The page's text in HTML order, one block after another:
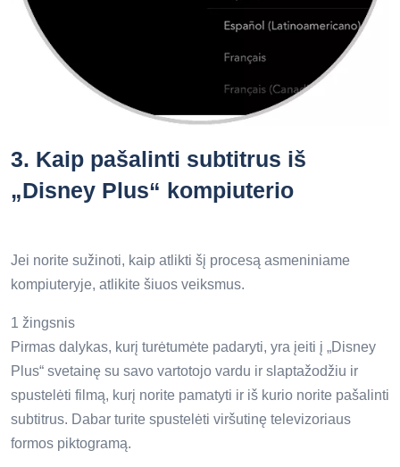
3. Kaip pašalinti subtitrus iš
„Disney Plus“ kompiuterio
Jei norite sužinoti, kaip atlikti šį procesą asmeniniame
kompiuteryje, atlikite šiuos veiksmus.
1 žingsnis
Pirmas dalykas, kurį turėtumėte padaryti, yra įeiti į „Disney
Plus“ svetainę su savo vartotojo vardu ir slaptažodžiu ir
spustelėti filmą, kurį norite pamatyti ir iš kurio norite pašalinti
subtitrus. Dabar turite spustelėti viršutinę televizoriaus
formos piktogramą.